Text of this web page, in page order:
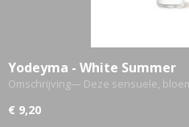
Yodeyma - White Summer
Omschrijving— Deze sensuele,
€ 9,20